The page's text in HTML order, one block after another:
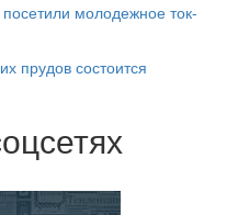
молодежное ток-
прудов состоится